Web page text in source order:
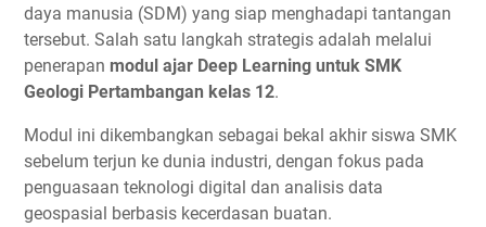
daya manusia (SDM) yang siap menghadapi tantangan
tersebut. Salah satu langkah strategis adalah melalui
penerapan modul ajar Deep Learning untuk SMK
Geologi Pertambangan kelas 12.
Modul ini dikembangkan sebagai bekal akhir siswa SMK
sebelum terjun ke dunia industri, dengan fokus pada
penguasaan teknologi digital dan analisis data
geospasial berbasis kecerdasan buatan.